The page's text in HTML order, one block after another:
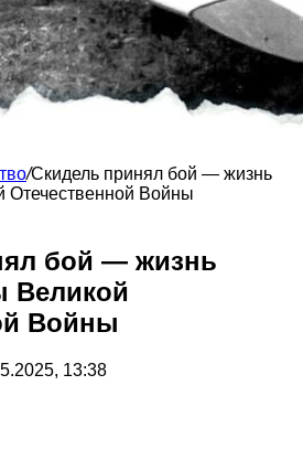
/Скидель принял бой — жизнь
Отечественной Войны
бой — жизнь
Великой
Войны
13:38